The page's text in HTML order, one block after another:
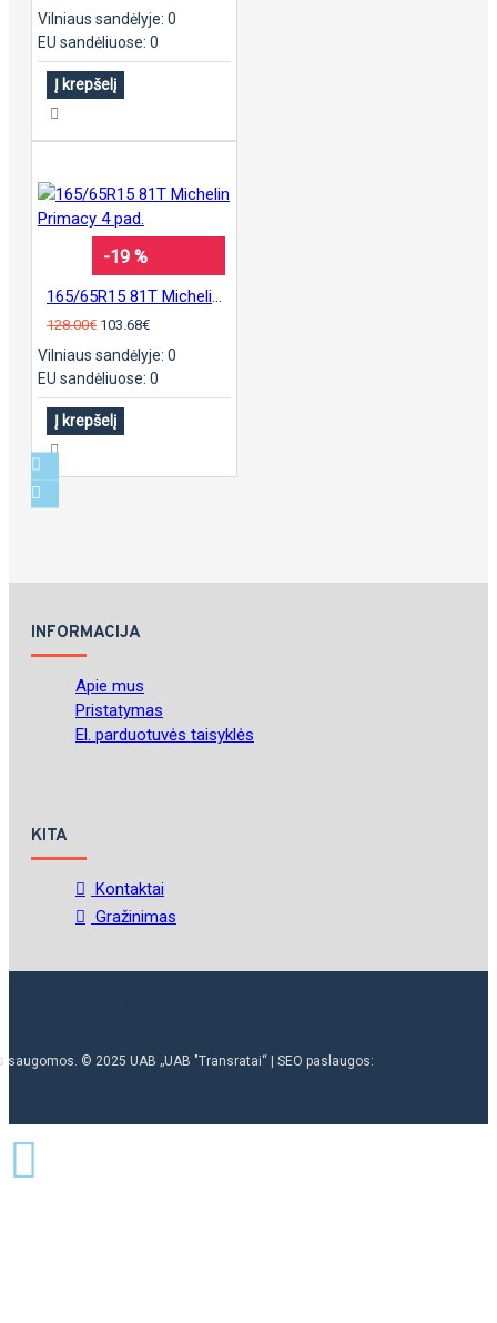
Vilniaus sandėlyje: 0
EU sandėliuose: 0
Į krepšelį
-19 %
128.00€ 103.68€
Vilniaus sandėlyje: 0
EU sandėliuose: 0
Į krepšelį
INFORMACIJA
Apie mus
Pristatymas
El. parduotuvės taisyklės
KITA
Kontaktai
Gražinimas
saugomos. © 2025 UAB „UAB "Transratai“ | SEO paslaugos: